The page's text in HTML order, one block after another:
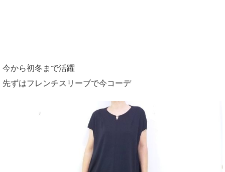
今から初冬まで活躍
先ずはフレンチスリーブで今コーデ